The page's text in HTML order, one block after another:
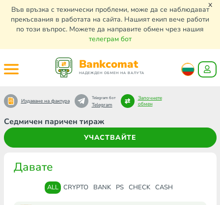
Във връзка с технически проблеми, може да се наблюдават
прекъсвания в работата на сайта. Нашият екип вече работи
по този въпрос. Можете да направите обмен чрез нашия
телеграм бот
x
Bankcomat
НАДЕЖДЕН ОБМЕН НА ВАЛУТА
Седмичен паричен тираж
УЧАСТВАЙТЕ
Издаване на фактура Telegram бот
Telegram
Започнете
обмен
Давате
ALL CRYPTO BANK PS CHECK CASH